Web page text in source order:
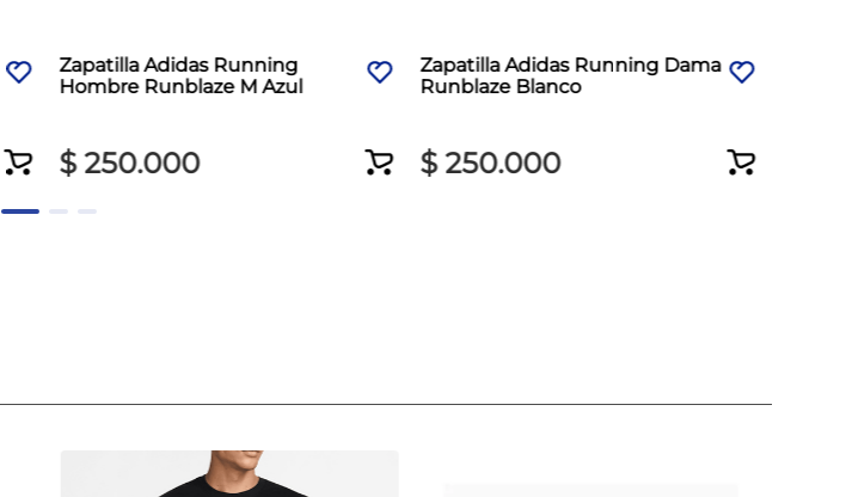
Zapatilla Adidas Running
Hombre Runblaze M Azul
$ 250.000
Zapatilla Adidas Running Dama
Runblaze Blanco
$ 250.000